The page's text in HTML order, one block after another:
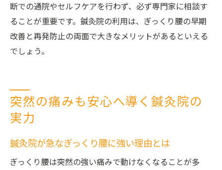
断での通院やセルフケアを行わず、必ず専門家に相談す
ることが重要です。鍼灸院の利用は、ぎっくり腰の早期
改善と再発防止の両面で大きなメリットがあるといえる
でしょう。
突然の痛みも安心へ導く鍼灸院の
実力
鍼灸院が急なぎっくり腰に強い理由とは
ぎっくり腰は突然の強い痛みで動けなくなることが多